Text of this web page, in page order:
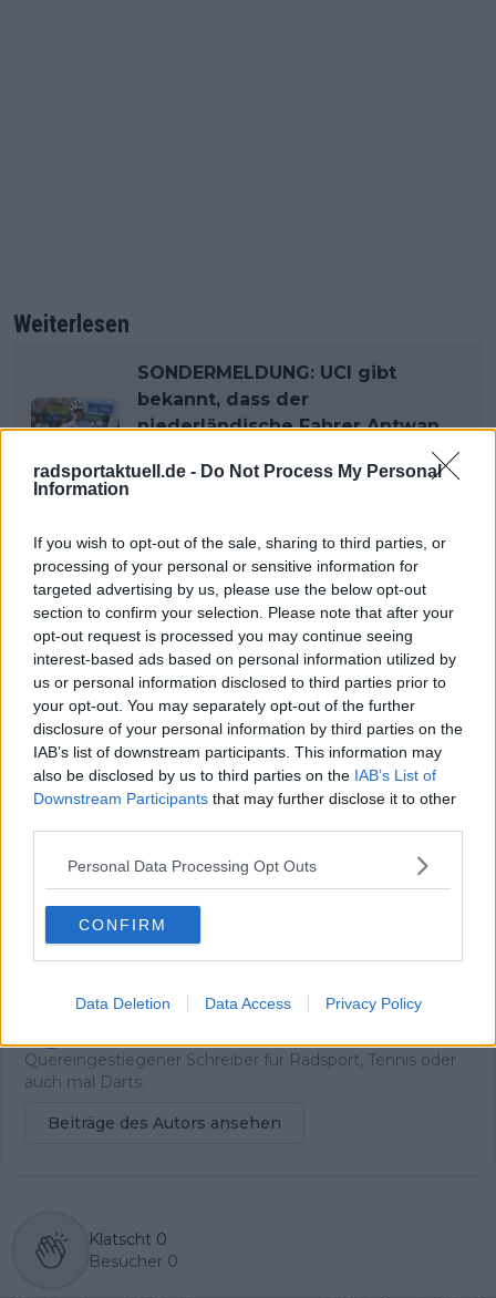
radsportaktuell.de - Do Not Process My Personal
Information
If you wish to opt-out of the sale, sharing to third parties, or
processing of your personal or sensitive information for
targeted advertising by us, please use the below opt-out
section to confirm your selection. Please note that after your
opt-out request is processed you may continue seeing
interest-based ads based on personal information utilized by
us or personal information disclosed to third parties prior to
your opt-out. You may separately opt-out of the further
disclosure of your personal information by third parties on the
IAB’s list of downstream participants. This information may
also be disclosed by us to third parties on the IAB’s List of
Downstream Participants that may further disclose it to other
Personal Data Processing Opt Outs
CONFIRM
Data Deletion Data Access Privacy Policy
Weiterlesen
SONDERMELDUNG: UCI gibt
bekannt, dass der
niederländische Fahrer Antwan
getestet wurde
Champions Classic 2024 live im
TV sehen
Jetzt kostenlos den RadsportAktuell-
Newsletter abonnieren!
Nachdem du auf „Abonnieren“ geklickt hast,
erhältst du sofort eine E-Mail von uns. Bei
einigen Lesern landet diese im Spam-
Ordner – überprüfe ihn daher bitte ebenfalls.
Alle wichtigen News, Ergebnisse und
Quereingestiegener Schreiber für Radsport, Tennis oder
auch mal Darts.
Beiträge des Autors ansehen
Klatscht 0
Besucher 0